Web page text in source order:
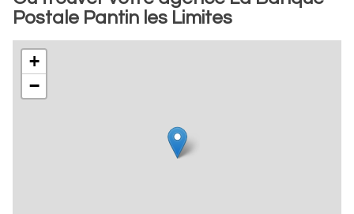
Postale Pantin les Limites
+
−